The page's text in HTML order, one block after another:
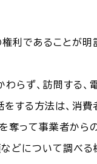
利であることが明
らず、訪問する、
をする方法は、消
奪って事業者から
どについて調べ